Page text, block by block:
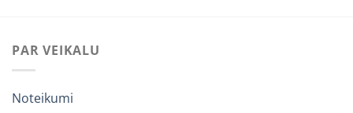
PAR VEIKALU
Noteikumi